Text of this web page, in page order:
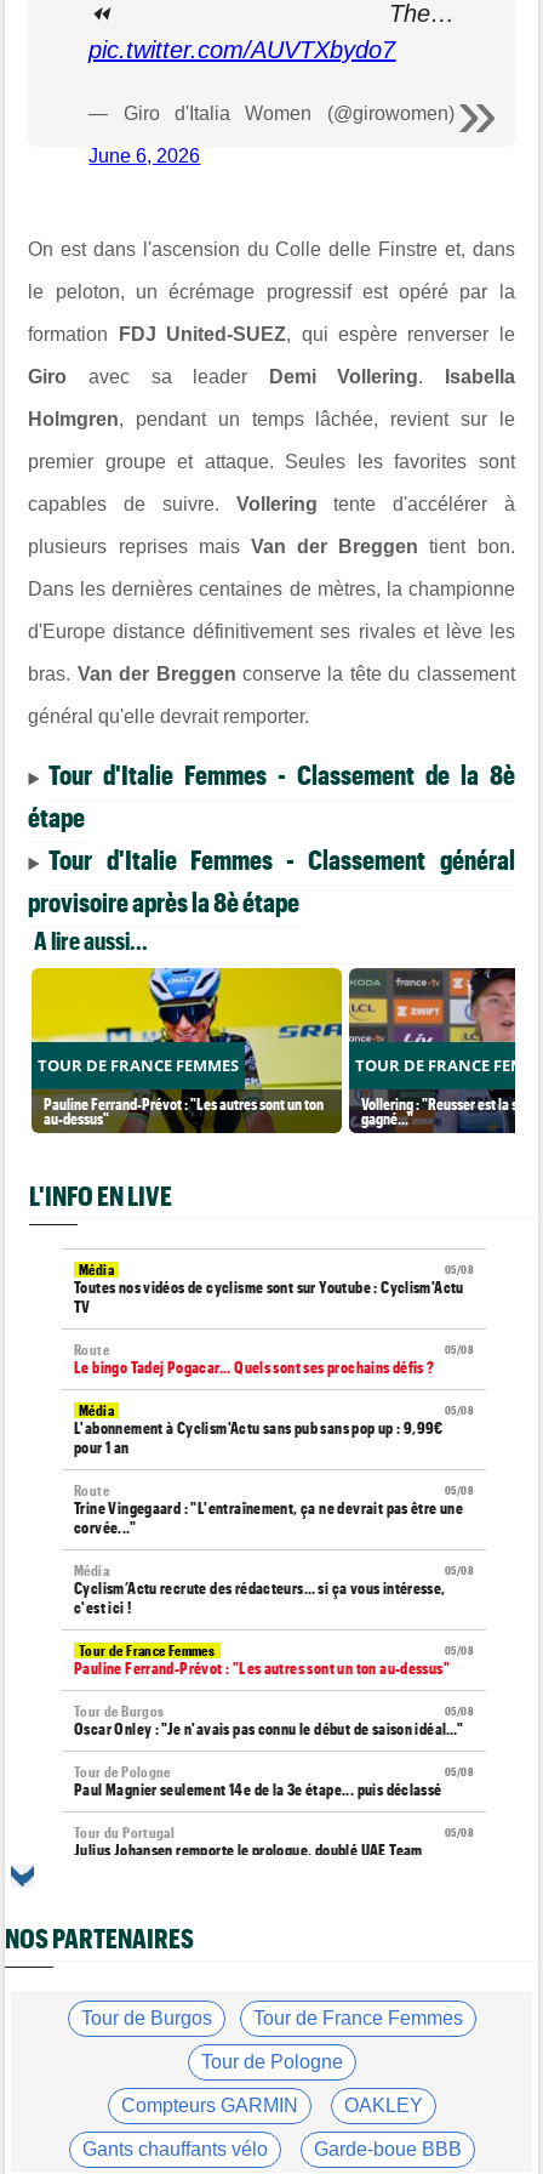
⏪ The…
pic.twitter.com/AUVTXbydo7
— Giro d'Italia Women (@girowomen)
June 6, 2026
On est dans l'ascension du Colle delle Finstre et, dans
le peloton, un écrémage progressif est opéré par la
formation FDJ United-SUEZ, qui espère renverser le
Giro avec sa leader Demi Vollering. Isabella
Holmgren, pendant un temps lâchée, revient sur le
premier groupe et attaque. Seules les favorites sont
capables de suivre. Vollering tente d'accélérer à
plusieurs reprises mais Van der Breggen tient bon.
Dans les dernières centaines de mètres, la championne
d'Europe distance définitivement ses rivales et lève les
bras. Van der Breggen conserve la tête du classement
général qu'elle devrait remporter.
Tour d'Italie Femmes - Classement de la 8è
étape
Tour d'Italie Femmes - Classement général
provisoire après la 8è étape
A lire aussi...
TOUR DE FRANCE FEMMES
Pauline Ferrand-Prévot : "Les autres sont un ton
au-dessus"
TOUR DE FRANCE
Vollering : "Reusser est la
gagné..."
L'INFO EN LIVE
05/08
Média
Toutes nos vidéos de cyclisme sont sur Youtube : Cyclism'Actu
TV
05/08
Route
Le bingo Tadej Pogacar... Quels sont ses prochains défis ?
05/08
Média
L'abonnement à Cyclism'Actu sans pub sans pop up : 9,99€
pour 1 an
05/08
Route
Trine Vingegaard : "L'entraînement, ça ne devrait pas être une
corvée..."
05/08
Média
Cyclism’Actu recrute des rédacteurs… si ça vous intéresse,
c'est ici !
05/08
Tour de France Femmes
Pauline Ferrand-Prévot : "Les autres sont un ton au-dessus"
05/08
Tour de Burgos
Oscar Onley : "Je n'avais pas connu le début de saison idéal…"
05/08
Tour de Pologne
Paul Magnier seulement 14e de la 3e étape... puis déclassé
05/08
Tour du Portugal
Julius Johansen remporte le prologue, doublé UAE Team
Marlen Reusser : "C'était différent du Mont Ventoux..."
WorldTour
Tour de France Femmes
Vollering : "Reusser est la seule qui n'a jamais gagné..."
Tour de France
Geraint Thomas : "On est passé à côté du Tour..."
NOS PARTENAIRES
Tour de Burgos Tour de France Femmes
Tour de Pologne
Compteurs GARMIN OAKLEY
Gants chauffants vélo Garde-boue BBB